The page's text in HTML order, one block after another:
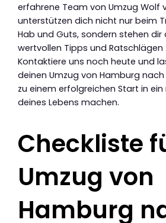
erfahrene Team von Umzug Wolf
unterstützen dich nicht nur beim
Hab und Guts, sondern stehen dir
wertvollen Tipps und Ratschlägen
Kontaktiere uns noch heute und
deinen Umzug von Hamburg nach
zu einem erfolgreichen Start in ein
deines Lebens machen.
Checkliste
Umzug von
Hamburg